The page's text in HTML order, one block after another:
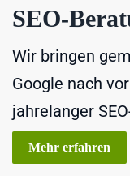
SEO-
Wir bringen
Google nach
jahrelanger
Mehr erfahren